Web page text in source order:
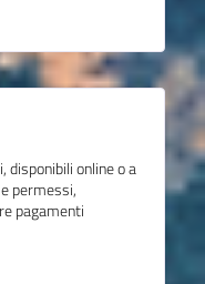
disponibili online o a
permessi,
pagamenti